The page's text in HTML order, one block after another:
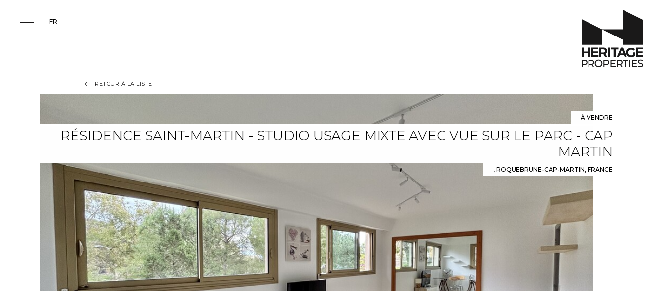
FR
RETOUR À LA LISTE
À VENDRE
RÉSIDENCE SAINT-MARTIN - STUDIO USAGE MIXTE AVEC VUE SUR LE PARC - CAP
MARTIN
, ROQUEBRUNE-CAP-MARTIN, FRANCE